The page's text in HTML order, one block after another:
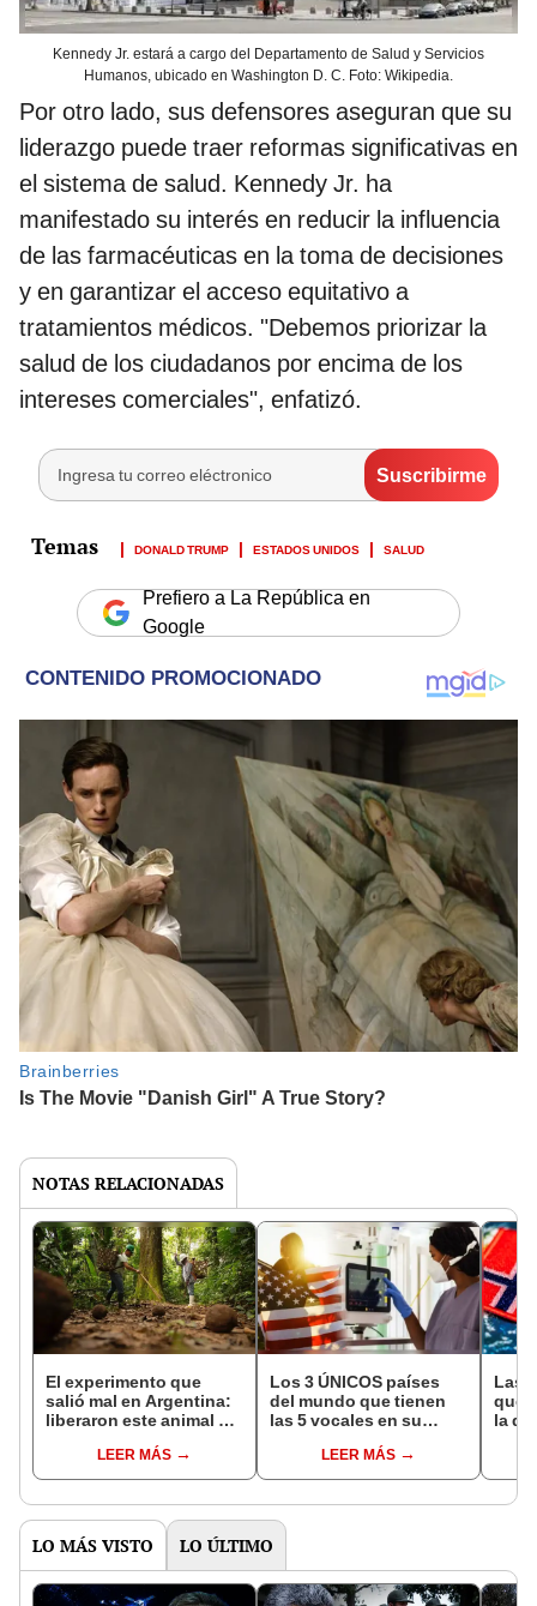
Kennedy Jr. estará a cargo del Departamento de Salud y Servicios
Humanos, ubicado en Washington D. C. Foto: Wikipedia.
Por otro lado, sus defensores aseguran que su
liderazgo puede traer reformas significativas en
el sistema de salud. Kennedy Jr. ha
manifestado su interés en reducir la influencia
de las farmacéuticas en la toma de decisiones
y en garantizar el acceso equitativo a
tratamientos médicos. "Debemos priorizar la
salud de los ciudadanos por encima de los
intereses comerciales", enfatizó.
DONALD TRUMP ESTADOS UNIDOS SALUD
Prefiero a La República en
Google
NOTAS RELACIONADAS
El experimento que
salió mal en Argentina:
liberaron este animal y
bosques milenarios de
la Patagonia
LEER MÁS
Los 3 ÚNICOS países
del mundo que tienen
las 5 vocales en su
con unoLEER MÁS
Las
que
la de
LO MÁS VISTO LO ÚLTIMO